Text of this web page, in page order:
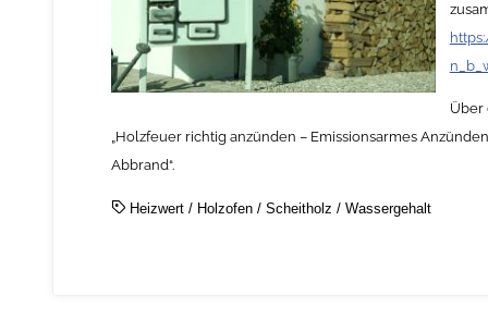
Über
„Holzfeuer richtig anzünden – Emissionsarmes
Abbrand“.
Heizwert/ Holzofen/ Scheitholz / Wassergehalt